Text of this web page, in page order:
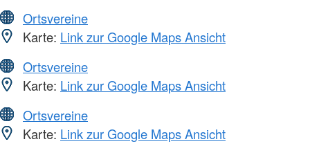
Ortsvereine
Karte: Link zur Google Maps Ansicht
Ortsvereine
Karte: Link zur Google Maps Ansicht
Ortsvereine
Karte: Link zur Google Maps Ansicht